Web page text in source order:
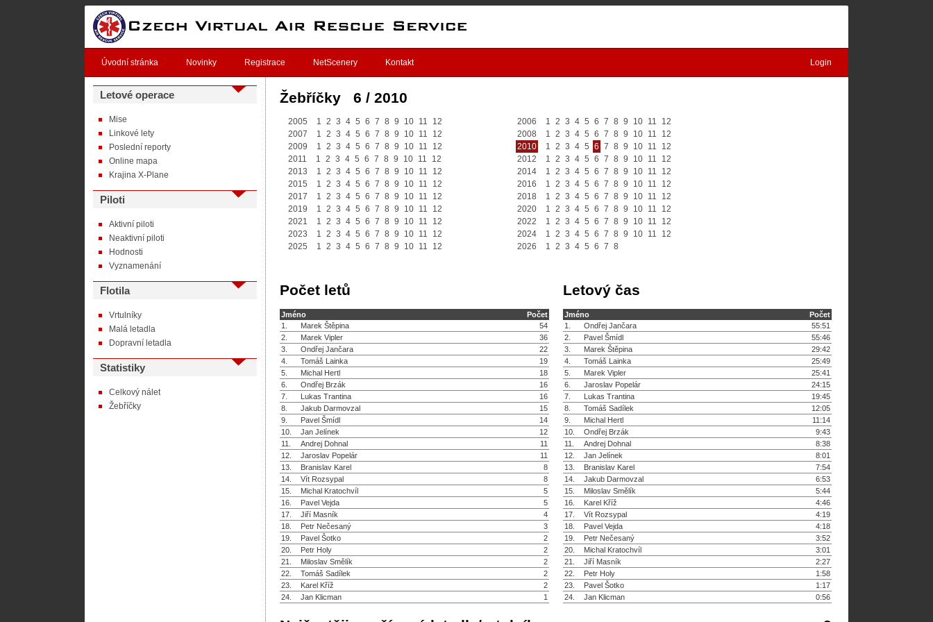
Úvodní stránka Novinky Registrace NetScenery Kontakt Login
Letové operace
Mise
Linkové lety
Poslední reporty
Online mapa
Krajina X-Plane
Piloti
Aktivní piloti
Neaktivní piloti
Hodnosti
Vyznamenání
Flotila
Vrtulníky
Malá letadla
Dopravní letadla
Statistiky
Celkový nálet
Žebříčky
Žebříčky 6 / 2010
2005 1 2 3 4 5 6 7 8 9 10 11 12 2006 1 2 3 4 5 6 7 8 9 10 11
12
2007
1 2 3 4 5 6 7 8 9 10 11 12 2008 1 2 3 4 5 6 7 8 9 10 11
12
2009
1 2 3 4 5 6 7 8 9 10 11 12 2010 1 2 3 4 5 6 7 8 9 10 11
12
2011
1 2 3 4 5 6 7 8 9 10 11 12 2012 1 2 3 4 5 6 7 8 9 10 11
12
2013
1 2 3 4 5 6 7 8 9 10 11 12 2014 1 2 3 4 5 6 7 8 9 10 11
12
2015
1 2 3 4 5 6 7 8 9 10 11 12 2016 1 2 3 4 5 6 7 8 9 10 11
12
2017
1 2 3 4 5 6 7 8 9 10 11 12 2018 1 2 3 4 5 6 7 8 9 10 11
12
2019
1 2 3 4 5 6 7 8 9 10 11 12 2020 1 2 3 4 5 6 7 8 9 10 11
12
2021
1 2 3 4 5 6 7 8 9 10 11 12 2022 1 2 3 4 5 6 7 8 9 10 11
12
2023
1 2 3 4 5 6 7 8 9 10 11 12 2024 1 2 3 4 5 6 7 8 9 10 11
12
2025
1 2 3 4 5 6 7 8 9 10 11 12 2026 1 2 3 4 5 6 7 8
Počet letů
Jméno
Počet
1.
Marek Štěpina
54
2.
Marek Vipler
36
3.
Ondřej Jančara
22
4.
Tomáš Lainka
19
5.
Michal Hertl
18
6.
Ondřej Brzák
16
7.
Lukas Trantina
16
8.
Jakub Darmovzal
15
9.
Pavel Šmídl
14
10.
Jan Jelínek
12
11.
Andrej Dohnal
11
12.
Jaroslav Popelár
11
13.
Branislav Karel
8
14.
Vít Rozsypal
8
15.
Michal Kratochvíl
5
16.
Pavel Vejda
5
17.
Jiří Masník
4
18.
Petr Nečesaný
3
19.
Pavel Šotko
2
20.
Petr Holy
2
21.
Miloslav Smělík
2
22.
Tomáš Sadílek
2
23.
Karel Kříž
2
24.
Jan Klicman 1
Letový čas
Jméno
Počet
1.
Ondřej Jančara
55:51
2.
Pavel Šmídl
55:46
3.
Marek Štěpina
29:42
4.
Tomáš Lainka
25:49
5.
Marek Vipler
25:41
6.
Jaroslav Popelár
24:15
7.
Lukas Trantina
19:45
8.
Tomáš Sadílek
12:05
9.
Michal Hertl
11:14
10.
Ondřej Brzák
9:43
11.
Andrej Dohnal
8:38
12.
Jan Jelínek
8:01
13.
Branislav Karel
7:54
14.
Jakub Darmovzal
6:53
15.
Miloslav Smělík
5:44
16.
Karel Kříž
4:46
17.
Vít Rozsypal
4:19
18.
Pavel Vejda
4:18
19.
Petr Nečesaný
3:52
20.
Michal Kratochvíl
3:01
21.
Jiří Masník
2:27
22.
Petr Holy
1:58
23.
Pavel Šotko
1:17
24.
Jan Klicman 0:56